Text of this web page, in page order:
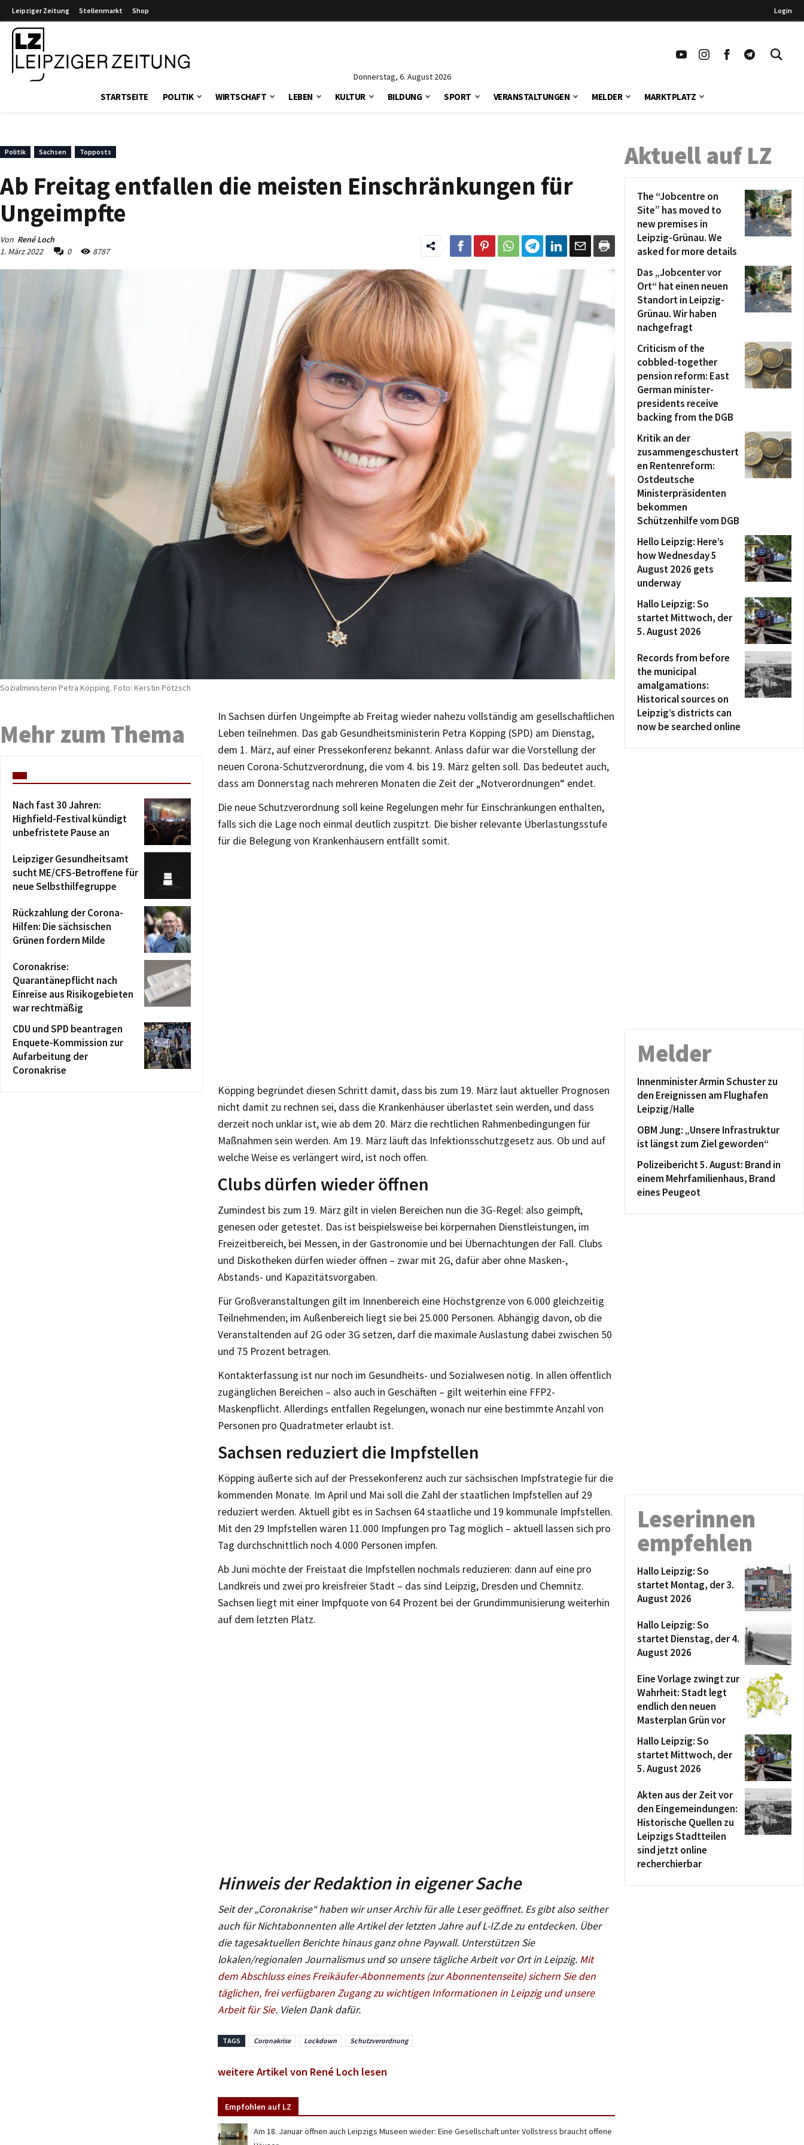
Leipziger Zeitung Stellenmarkt Shop Login
Donnerstag, 6. August 2026
STARTSEITE POLITIK WIRTSCHAFT LEBEN KULTUR BILDUNG SPORT VERANSTALTUNGEN MELDER MARKTPLATZ
Politik Sachsen Topposts
Ab Freitag entfallen die meisten Einschränkungen für
Ungeimpfte
Von René Loch
1. März 2022
0 8787
Sozialministerin Petra Köpping. Foto: Kerstin Pötzsch
In Sachsen dürfen Ungeimpfte ab Freitag wieder nahezu vollständig am gesellschaftlichen
Leben teilnehmen. Das gab Gesundheitsministerin Petra Köpping (SPD) am Dienstag,
dem 1. März, auf einer Pressekonferenz bekannt. Anlass dafür war die Vorstellung der
neuen Corona-Schutzverordnung, die vom 4. bis 19. März gelten soll. Das bedeutet auch,
dass am Donnerstag nach mehreren Monaten die Zeit der „Notverordnungen“ endet.
Die neue Schutzverordnung soll keine Regelungen mehr für Einschränkungen enthalten,
falls sich die Lage noch einmal deutlich zuspitzt. Die bisher relevante Überlastungsstufe
für die Belegung von Krankenhäusern entfällt somit.
Köpping begründet diesen Schritt damit, dass bis zum 19. März laut aktueller Prognosen
nicht damit zu rechnen sei, dass die Krankenhäuser überlastet sein werden, und dass
derzeit noch unklar ist, wie ab dem 20. März die rechtlichen Rahmenbedingungen für
Maßnahmen sein werden. Am 19. März läuft das Infektionsschutzgesetz aus. Ob und auf
welche Weise es verlängert wird, ist noch offen.
Clubs dürfen wieder öffnen
Zumindest bis zum 19. März gilt in vielen Bereichen nun die 3G-Regel: also geimpft,
genesen oder getestet. Das ist beispielsweise bei körpernahen Dienstleistungen, im
Freizeitbereich, bei Messen, in der Gastronomie und bei Übernachtungen der Fall. Clubs
und Diskotheken dürfen wieder öffnen – zwar mit 2G, dafür aber ohne Masken-,
Abstands- und Kapazitätsvorgaben.
Für Großveranstaltungen gilt im Innenbereich eine Höchstgrenze von 6.000 gleichzeitig
Teilnehmenden; im Außenbereich liegt sie bei 25.000 Personen. Abhängig davon, ob die
Veranstaltenden auf 2G oder 3G setzen, darf die maximale Auslastung dabei zwischen 50
und 75 Prozent betragen.
Kontakterfassung ist nur noch im Gesundheits- und Sozialwesen nötig. In allen öffentlich
zugänglichen Bereichen – also auch in Geschäften – gilt weiterhin eine FFP2-
Maskenpflicht. Allerdings entfallen Regelungen, wonach nur eine bestimmte Anzahl von
Personen pro Quadratmeter erlaubt ist.
Sachsen reduziert die Impfstellen
Köpping äußerte sich auf der Pressekonferenz auch zur sächsischen Impfstrategie für die
kommenden Monate. Im April und Mai soll die Zahl der staatlichen Impfstellen auf 29
reduziert werden. Aktuell gibt es in Sachsen 64 staatliche und 19 kommunale Impfstellen.
Mit den 29 Impfstellen wären 11.000 Impfungen pro Tag möglich – aktuell lassen sich pro
Tag durchschnittlich noch 4.000 Personen impfen.
Ab Juni möchte der Freistaat die Impfstellen nochmals reduzieren: dann auf eine pro
Landkreis und zwei pro kreisfreier Stadt – das sind Leipzig, Dresden und Chemnitz.
Sachsen liegt mit einer Impfquote von 64 Prozent bei der Grundimmunisierung weiterhin
auf dem letzten Platz.
Hinweis der Redaktion in eigener Sache
Seit der „Coronakrise“ haben wir unser Archiv für alle Leser geöffnet. Es gibt also seither
auch für Nichtabonnenten alle Artikel der letzten Jahre auf L-IZ.de zu entdecken. Über
die tagesaktuellen Berichte hinaus ganz ohne Paywall. Unterstützen Sie
lokalen/regionalen Journalismus und so unsere tägliche Arbeit vor Ort in Leipzig. Mit
dem Abschluss eines Freikäufer-Abonnements (zur Abonnentenseite) sichern Sie den
täglichen, frei verfügbaren Zugang zu wichtigen Informationen in Leipzig und unsere
Arbeit für Sie. Vielen Dank dafür.
TAGS Coronakrise Lockdown Schutzverordnung
weitere Artikel von René Loch lesen
Empfohlen auf LZ
Am 18. Januar öffnen auch Leipzigs Museen wieder: Eine Gesellschaft unter Vollstress braucht offene
Mehr zum Thema
Nach fast 30 Jahren:
Highfield-Festival kündigt
unbefristete Pause an
Leipziger Gesundheitsamt
sucht ME/CFS-Betroffene für
neue Selbsthilfegruppe
Rückzahlung der Corona-
Hilfen: Die sächsischen
Grünen fordern Milde
Coronakrise:
Quarantänepflicht nach
Einreise aus Risikogebieten
war rechtmäßig
CDU und SPD beantragen
Enquete-Kommission zur
Aufarbeitung der
Coronakrise
Aktuell auf LZ
The “Jobcentre on
Site” has moved to
new premises in
Leipzig-Grünau. We
asked for more details
Das „Jobcenter vor
Ort“ hat einen neuen
Standort in Leipzig-
Grünau. Wir haben
nachgefragt
Criticism of the
cobbled-together
pension reform: East
German minister-
presidents receive
backing from the DGB
Kritik an der
zusammengeschustert
en Rentenreform:
Ostdeutsche
Ministerpräsidenten
bekommen
Schützenhilfe vom DGB
Hello Leipzig: Here’s
how Wednesday 5
August 2026 gets
underway
Hallo Leipzig: So
startet Mittwoch, der
5. August 2026
Records from before
the municipal
amalgamations:
Historical sources on
Leipzig’s districts can
now be searched online
Melder
Innenminister Armin Schuster zu
den Ereignissen am Flughafen
Leipzig/Halle
OBM Jung: „Unsere Infrastruktur
ist längst zum Ziel geworden“
Polizeibericht 5. August: Brand in
einem Mehrfamilienhaus, Brand
eines Peugeot
Leserinnen
empfehlen
Hallo Leipzig: So
startet Montag, der 3.
August 2026
Hallo Leipzig: So
startet Dienstag, der 4.
August 2026
Eine Vorlage zwingt zur
Wahrheit: Stadt legt
endlich den neuen
Masterplan Grün vor
Hallo Leipzig: So
startet Mittwoch, der
5. August 2026
Akten aus der Zeit vor
den Eingemeindungen:
Historische Quellen zu
Leipzigs Stadtteilen
sind jetzt online
recherchierbar